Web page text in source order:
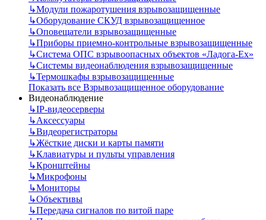
↳Модули пожаротушения взрывозащищенные
↳Оборудование СКУД взрывозащищенное
↳Оповещатели взрывозащищенные
↳Приборы приемно-контрольные взрывозащищенные
↳Система ОПС взрывоопасных объектов «Ладога-Ex»
↳Системы видеонаблюдения взрывозащищенные
↳Термошкафы взрывозащищенные
Показать все Взрывозащищенное оборудование
Видеонаблюдение
↳IP-видеосерверы
↳Аксессуары
↳Видеорегистраторы
↳Жёсткие диски и карты памяти
↳Клавиатуры и пульты управления
↳Кронштейны
↳Микрофоны
↳Мониторы
↳Объективы
↳Передача сигналов по витой паре